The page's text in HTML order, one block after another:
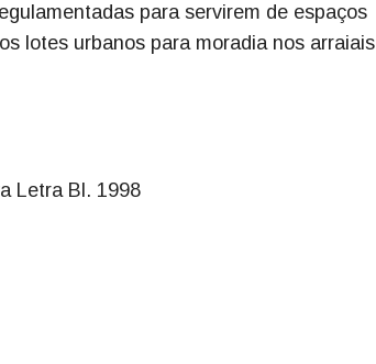
para servirem de espaços
lotes urbanos para moradia nos arraiais
Letra Bl. 1998